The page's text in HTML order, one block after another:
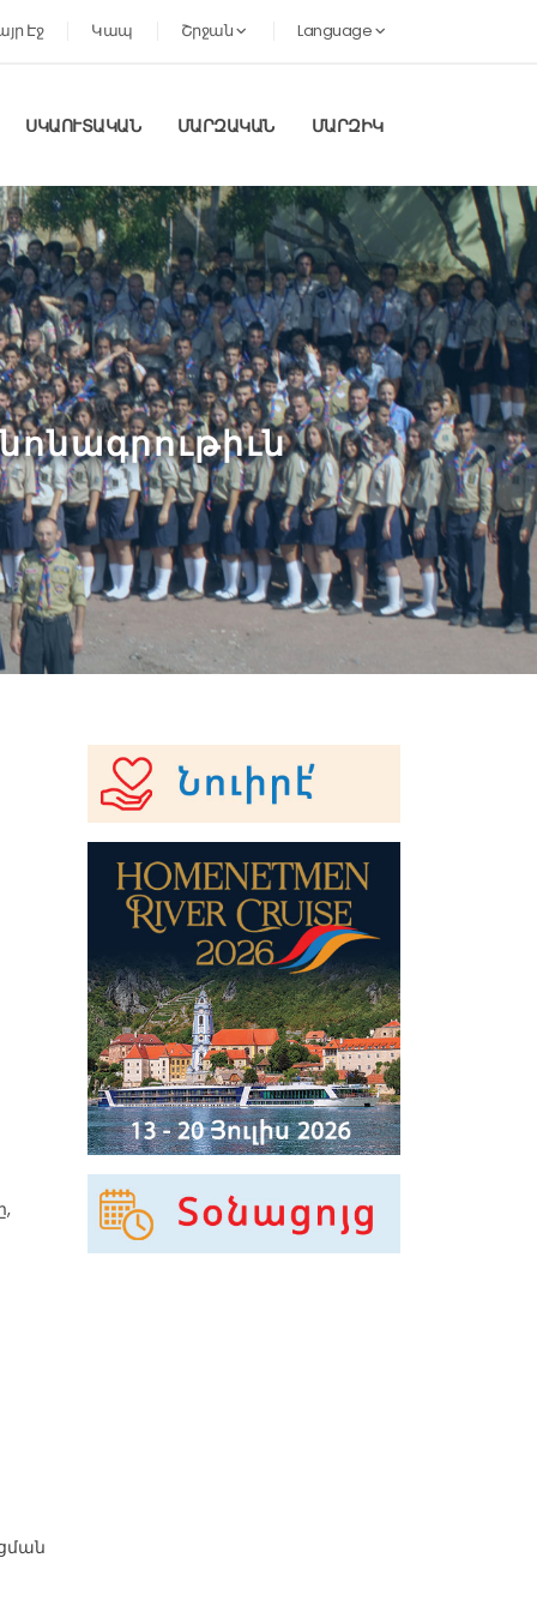
Էջ Կապ Շրջան Language
ՍԿԱՈՒՏԱԿԱՆ ՄԱՐԶԱԿԱՆ ՄԱՐԶԻԿ